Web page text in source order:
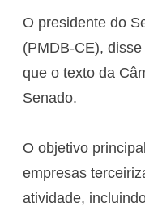
O presidente do
(PMDB-CE),
que o texto da
Senado.
O objetivo
empresas
atividade,